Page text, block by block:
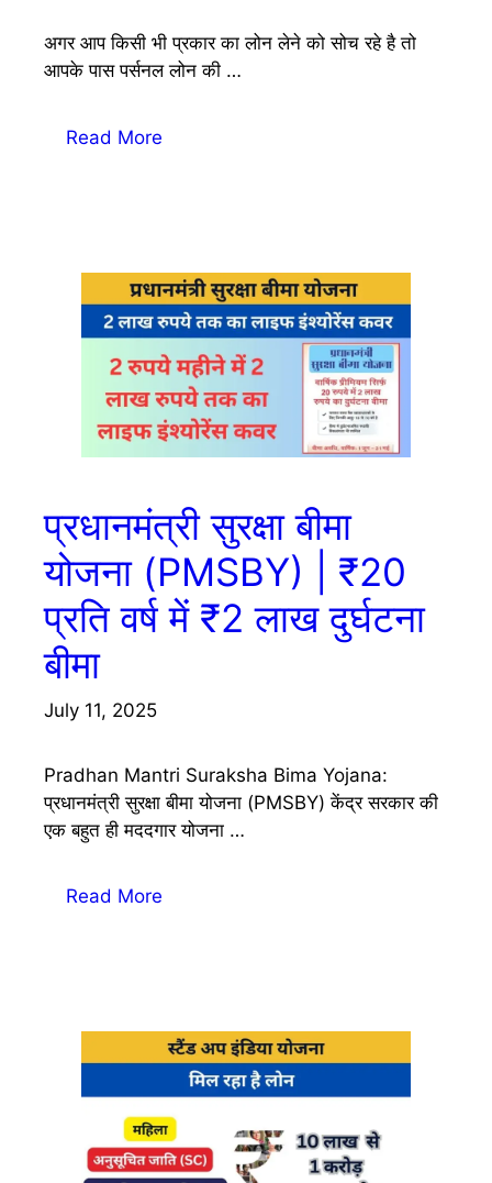
अगर आप किसी भी प्रकार का लोन लेने को सोच रहे है तो
आपके पास पर्सनल लोन की …
Read More
प्रधानमंत्री सुरक्षा बीमा
योजना (PMSBY) | ₹20
प्रति वर्ष में ₹2 लाख दुर्घटना
बीमा
July 11, 2025
Pradhan Mantri Suraksha Bima Yojana:
प्रधानमंत्री सुरक्षा बीमा योजना (PMSBY) केंद्र सरकार की
एक बहुत ही मददगार योजना …
Read More